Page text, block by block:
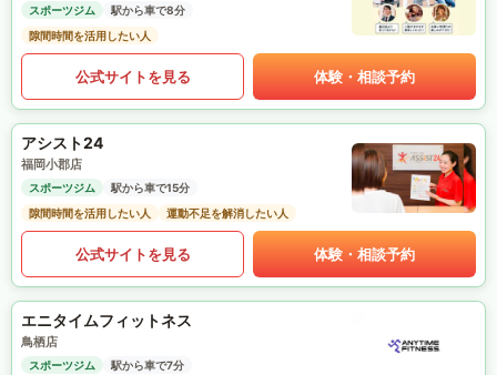
スポーツジム
駅から車で8分
隙間時間を活用したい人
公式サイトを見る 体験・相談予約
アシスト24
福岡小郡店
スポーツジム
駅から車で15分
隙間時間を活用したい人
運動不足を解消したい人
公式サイトを見る 体験・相談予約
エニタイムフィットネス
鳥栖店
スポーツジム 駅から車で7分